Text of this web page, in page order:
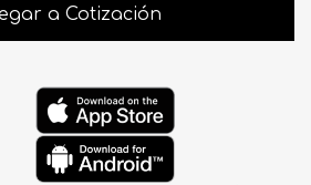
a Cotización